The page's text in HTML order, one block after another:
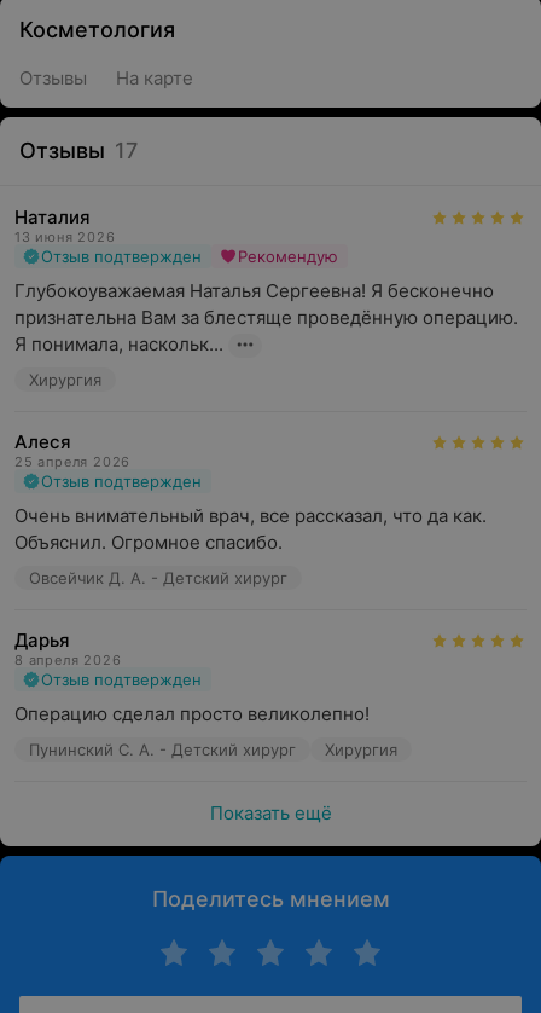
Косметология
Отзывы На карте
Отзывы 17
Наталия
13 июня 2026
Отзыв подтвержден Рекомендую
Глубокоуважаемая Наталья Сергеевна! Я бесконечно
признательна Вам за блестяще проведённую операцию.
Я понимала, наскольк...
Хирургия
Алеся
25 апреля 2026
Отзыв подтвержден
Очень внимательный врач, все рассказал, что да как.
Объяснил. Огромное спасибо.
Овсейчик Д. А. - Детский хирург
Дарья
8 апреля 2026
Отзыв подтвержден
Операцию сделал просто великолепно!
Пунинский С. А. - Детский хирург Хирургия
Показать ещё
Поделитесь мнением